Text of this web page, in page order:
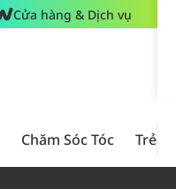
Cửa hàng & Dịch vụ
Chăm Sóc Tóc Trẻ Em